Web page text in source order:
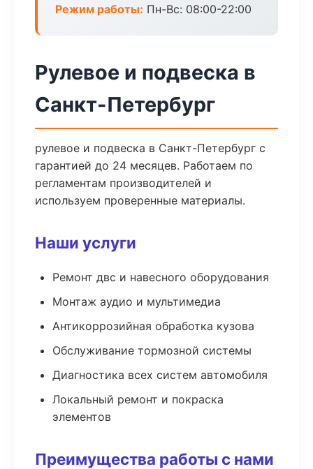
Режим работы: Пн-Вс: 08:00-22:00
Рулевое и подвеска в
Санкт-Петербург
рулевое и подвеска в Санкт-Петербург с
гарантией до 24 месяцев. Работаем по
регламентам производителей и
используем проверенные материалы.
Наши услуги
Ремонт двс и навесного оборудования
Монтаж аудио и мультимедиа
Антикоррозийная обработка кузова
Обслуживание тормозной системы
Диагностика всех систем автомобиля
Локальный ремонт и покраска
элементов
Преимущества работы с нами